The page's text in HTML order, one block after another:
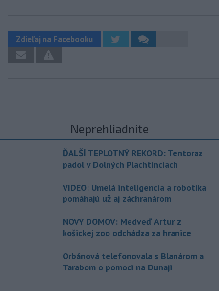
Zdieľaj na Facebooku
Neprehliadnite
ĎALŠÍ TEPLOTNÝ REKORD: Tentoraz
padol v Dolných Plachtinciach
VIDEO: Umelá inteligencia a robotika
pomáhajú už aj záchranárom
NOVÝ DOMOV: Medveď Artur z
košickej zoo odchádza za hranice
Orbánová telefonovala s Blanárom a
Tarabom o pomoci na Dunaji